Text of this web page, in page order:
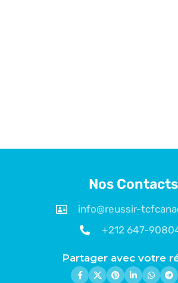
Nos Contacts
info@reussir-
+212 647-
Partager avec votre